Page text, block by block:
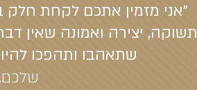
"אני מזמין אתכם לקחת חלק
תשוקה, יצירה ואמונה שאין
שתאהבו ותהפכו